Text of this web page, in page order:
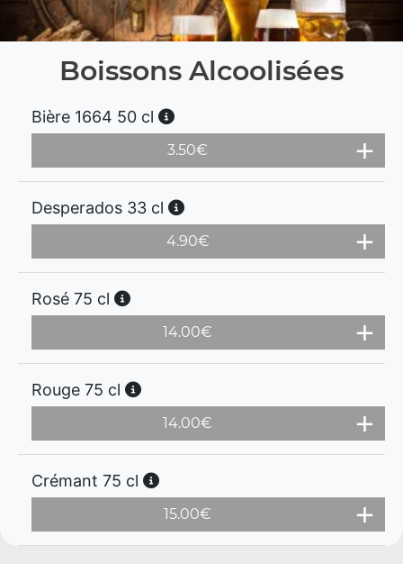
Boissons Alcoolisées
Bière 1664 50 cl
3.50€
Desperados 33 cl
4.90€
Rosé 75 cl
14.00€
Rouge 75 cl
14.00€
Crémant 75 cl
15.00€